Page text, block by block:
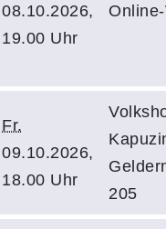
08.10.2026,
19.00 Uhr
Fr.
09.10.2026,
18.00 Uhr
205